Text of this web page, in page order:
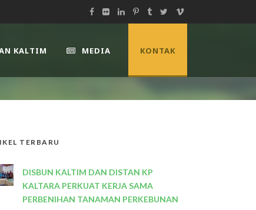
KALTIM MEDIA KONTAK
TERBARU
DISBUN KALTIM DAN DISTAN KP
KALTARA PERKUAT KERJA SAMA
PERBENIHAN TANAMAN PERKEBUNAN